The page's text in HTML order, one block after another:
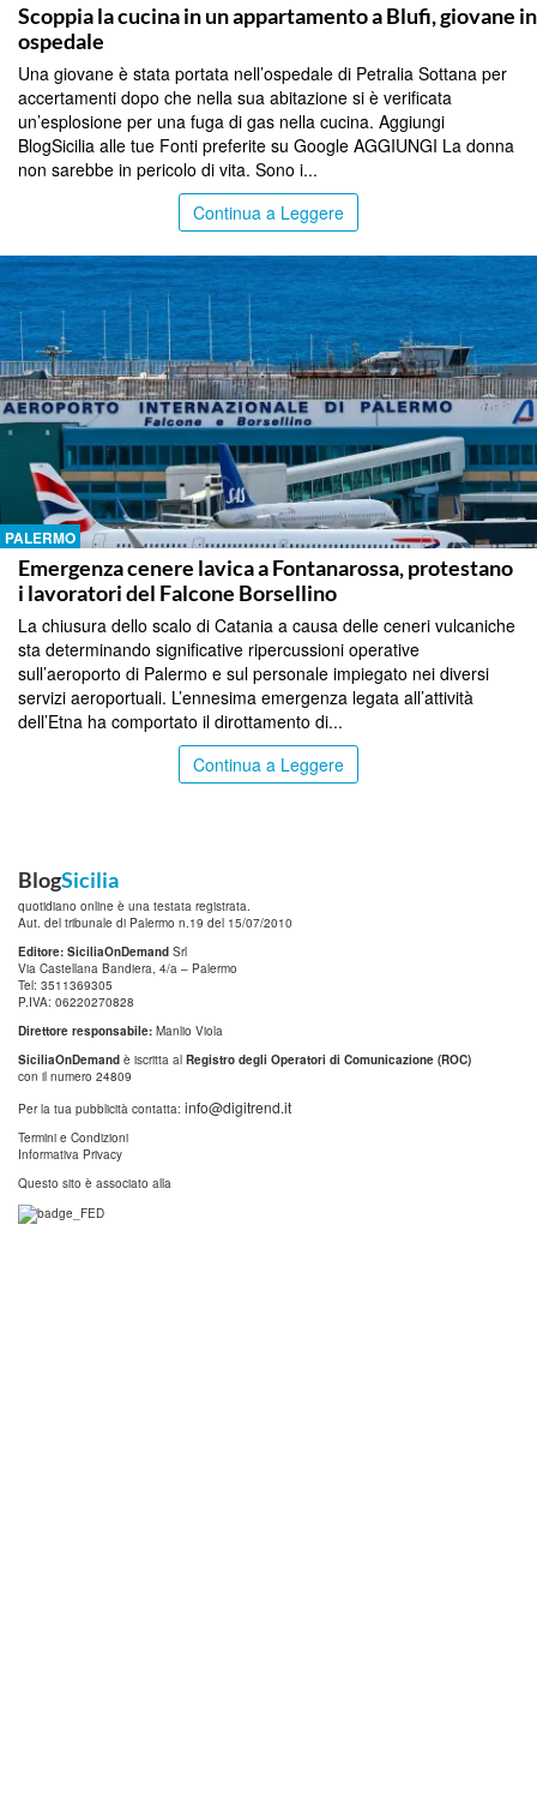
Scoppia la cucina in un appartamento a Blufi, giovane in
ospedale
Una giovane è stata portata nell’ospedale di Petralia Sottana per
accertamenti dopo che nella sua abitazione si è verificata
un’esplosione per una fuga di gas nella cucina. Aggiungi
BlogSicilia alle tue Fonti preferite su Google AGGIUNGI La donna
non sarebbe in pericolo di vita. Sono i...
Continua a Leggere
PALERMO
Emergenza cenere lavica a Fontanarossa, protestano
i lavoratori del Falcone Borsellino
La chiusura dello scalo di Catania a causa delle ceneri vulcaniche
sta determinando significative ripercussioni operative
sull’aeroporto di Palermo e sul personale impiegato nei diversi
servizi aeroportuali. L’ennesima emergenza legata all’attività
dell’Etna ha comportato il dirottamento di...
Continua a Leggere
BlogSicilia
quotidiano online è una testata registrata.
Aut. del tribunale di Palermo n.19 del 15/07/2010
Editore: SiciliaOnDemand Srl
Via Castellana Bandiera, 4/a – Palermo
Tel: 3511369305
P.IVA: 06220270828
Direttore responsabile: Manlio Viola
SiciliaOnDemand è iscritta al Registro degli Operatori di Comunicazione (ROC)
con il numero 24809
Per la tua pubblicità contatta: info@digitrend.it
Termini e Condizioni
Informativa Privacy
Questo sito è associato alla